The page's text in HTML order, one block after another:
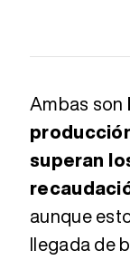
Ambas son
superan
aunque
llegada de